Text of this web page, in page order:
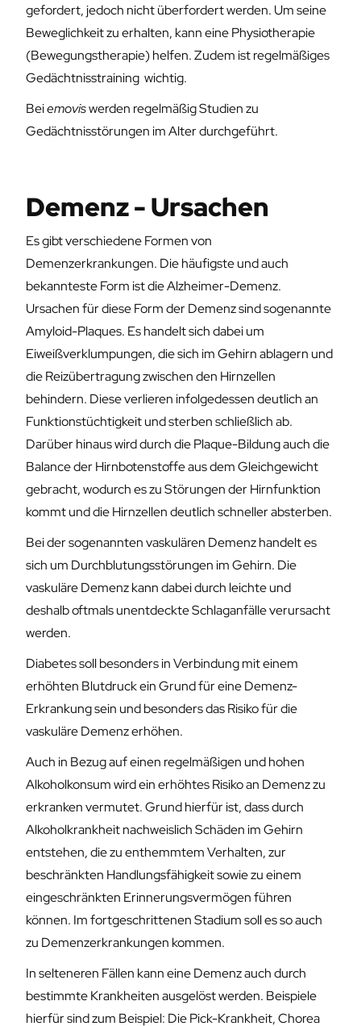
gefordert, jedoch nicht überfordert werden. Um seine
Beweglichkeit zu erhalten, kann eine Physiotherapie
(Bewegungstherapie) helfen. Zudem ist regelmäßiges
Gedächtnisstraining wichtig.
Beiemoviswerden regelmäßig Studien zu
Gedächtnisstörungen im Alter durchgeführt.
Demenz - Ursachen
Es gibt verschiedene Formen von
Demenzerkrankungen. Die häufigste und auch
bekannteste Form ist die Alzheimer-Demenz.
Ursachen für diese Form der Demenz sind sogenannte
Amyloid-Plaques. Es handelt sich dabei um
Eiweißverklumpungen, die sich im Gehirn ablagern und
die Reizübertragung zwischen den Hirnzellen
behindern. Diese verlieren infolgedessen deutlich an
Funktionstüchtigkeit und sterben schließlich ab.
Darüber hinaus wird durch die Plaque-Bildung auch die
Balance der Hirnbotenstoffe aus dem Gleichgewicht
gebracht, wodurch es zu Störungen der Hirnfunktion
kommt und die Hirnzellen deutlich schneller absterben.
Bei der sogenannten vaskulären Demenz handelt es
sich um Durchblutungsstörungen im Gehirn. Die
vaskuläre Demenz kann dabei durch leichte und
deshalb oftmals unentdeckte Schlaganfälle verursacht
werden.
Diabetes soll besonders in Verbindung mit einem
erhöhten Blutdruck ein Grund für eine Demenz-
Erkrankung sein und besonders das Risiko für die
vaskuläre Demenz erhöhen.
Auch in Bezug auf einen regelmäßigen und hohen
Alkoholkonsum wird ein erhöhtes Risiko an Demenz zu
erkranken vermutet. Grund hierfür ist, dass durch
Alkoholkrankheit nachweislich Schäden im Gehirn
entstehen, die zu enthemmtem Verhalten, zur
beschränkten Handlungsfähigkeit sowie zu einem
eingeschränkten Erinnerungsvermögen führen
können. Im fortgeschrittenen Stadium soll es so auch
zu Demenzerkrankungen kommen.
In selteneren Fällen kann eine Demenz auch durch
bestimmte Krankheiten ausgelöst werden. Beispiele
hierfür sind zum Beispiel: Die Pick-Krankheit, Chorea